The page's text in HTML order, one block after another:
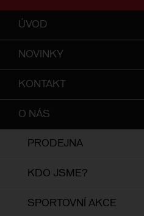
ÚVOD
NOVINKY
KONTAKT
O NÁS
PRODEJNA
KDO JSME?
SPORTOVNÍ AKCE